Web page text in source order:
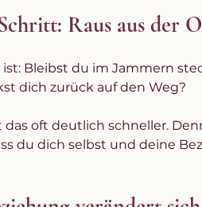
Raus aus der
Bleibst du im Jammern
dich zurück auf den Weg?
oft deutlich schneller.
du dich selbst und deine